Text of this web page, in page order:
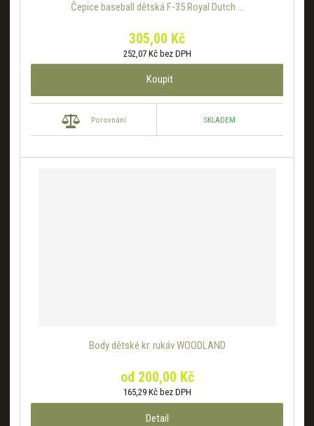
Čepice baseball dětská F-35 Royal Dutch ...
305,00 Kč
252,07 Kč bez DPH
Koupit
Porovnání SKLADEM
Body dětské kr. rukáv WOODLAND
od 200,00 Kč
165,29 Kč bez DPH
Detail